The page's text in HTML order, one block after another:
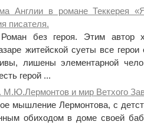
Англии в романе Теккерея
писателя.
Роман без героя. Этим автор
житейской суеты все герои
лишены элементарной
герой ...
М.Ю.Лермонтов и мир Ветхого
мышление Лермонтова, с
обиходом в доме своей